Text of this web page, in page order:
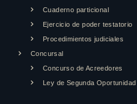
Cuaderno particional
Ejercicio de poder testatorio
Procedimientos judiciales
Concursal
Concurso de Acreedores
Ley de Segunda Oportunidad